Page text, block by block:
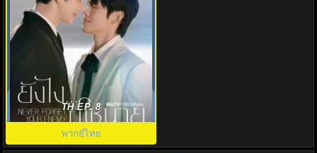
ยังไงก็ใช่นาย พากย์ไทย (2026)
Never Forget Your Enemy EP.1-
8
TH EP. 8
พากย์ไทย